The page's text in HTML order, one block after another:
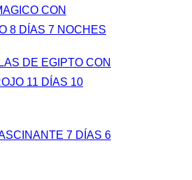
CON
8 DÍAS 7 NOCHES
DE EGIPTO CON
11 DÍAS 10
7 DÍAS 6